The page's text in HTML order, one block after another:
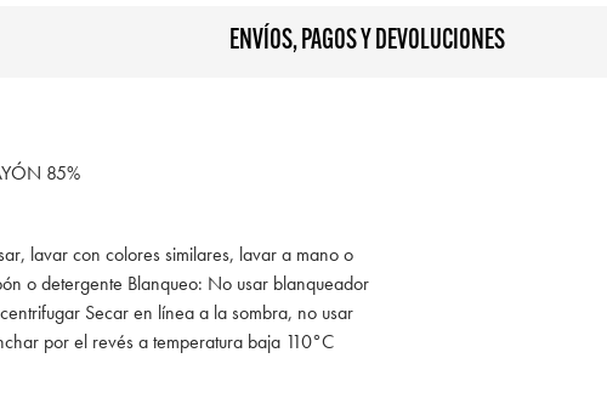
ENVÍOS, PAGOS Y DEVOLUCIONES
85%
lavar con colores similares, lavar a mano o
o detergente Blanqueo: No usar blanqueador
Secar en línea a la sombra, no usar
por el revés a temperatura baja 110°C